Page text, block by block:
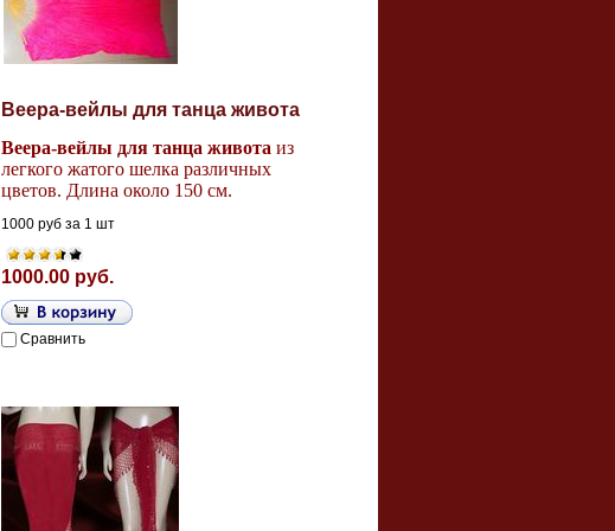
Веера-вейлы для танца живота
Веера-вейлы для танца живота из
легкого жатого шелка различных
цветов. Длина около 150 см.
1000 руб за 1 шт
1000.00 руб.
Сравнить